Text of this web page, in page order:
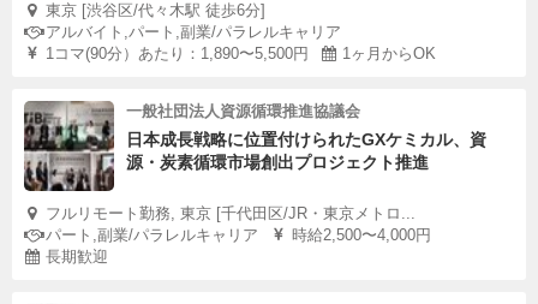
東京 [渋谷区/代々木駅 徒歩6分]
アルバイト,パート,副業/パラレルキャリア
1コマ(90分）あたり：1,890〜5,500円
1ヶ月からOK
一般社団法人資源循環推進協議会
日本成長戦略に位置付けられたGXケミカル、資
源・炭素循環市場創出プロジェクト推進
フルリモート勤務, 東京 [千代田区/JR・東京メトロ...
パート,副業/パラレルキャリア
時給2,500〜4,000円
長期歓迎